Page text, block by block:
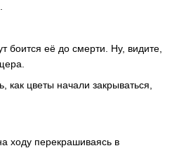
боится её до смерти. Ну, видите,
как цветы начали закрываться,
ходу перекрашиваясь в